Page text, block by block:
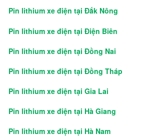
Pin lithium xe điện tại Đắk Nông
Pin lithium xe điện tại Điện Biên
Pin lithium xe điện tại Đồng Nai
Pin lithium xe điện tại Đồng Tháp
Pin lithium xe điện tại Gia Lai
Pin lithium xe điện tại Hà Giang
Pin lithium xe điện tại Hà Nam